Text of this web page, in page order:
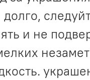
долго,
и не